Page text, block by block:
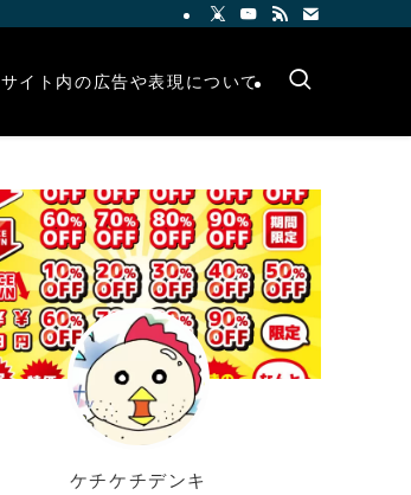
サイト内の広告や表現について
ケチケチデンキ